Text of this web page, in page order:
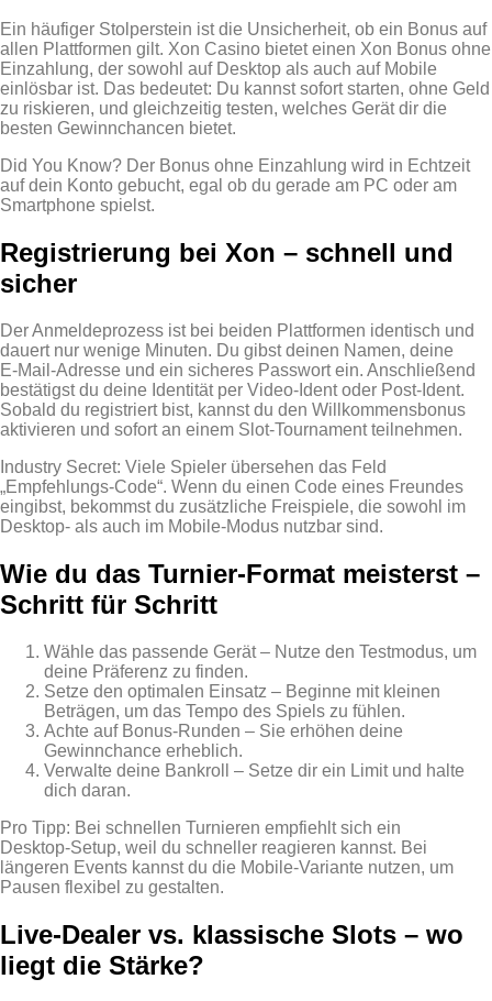
Ein häufiger Stolperstein ist die Unsicherheit, ob ein Bonus auf
allen Plattformen gilt. Xon Casino bietet einen Xon Bonus ohne
Einzahlung, der sowohl auf Desktop als auch auf Mobile
einlösbar ist. Das bedeutet: Du kannst sofort starten, ohne Geld
zu riskieren, und gleichzeitig testen, welches Gerät dir die
besten Gewinnchancen bietet.
Did You Know? Der Bonus ohne Einzahlung wird in Echtzeit
auf dein Konto gebucht, egal ob du gerade am PC oder am
Smartphone spielst.
Registrierung bei Xon – schnell und
sicher
Der Anmeldeprozess ist bei beiden Plattformen identisch und
dauert nur wenige Minuten. Du gibst deinen Namen, deine
E‑Mail‑Adresse und ein sicheres Passwort ein. Anschließend
bestätigst du deine Identität per Video‑Ident oder Post‑Ident.
Sobald du registriert bist, kannst du den Willkommensbonus
aktivieren und sofort an einem Slot‑Tournament teilnehmen.
Industry Secret: Viele Spieler übersehen das Feld
„Empfehlungs‑Code“. Wenn du einen Code eines Freundes
eingibst, bekommst du zusätzliche Freispiele, die sowohl im
Desktop‑ als auch im Mobile‑Modus nutzbar sind.
Wie du das Turnier‑Format meisterst –
Schritt für Schritt
Wähle das passende Gerät – Nutze den Testmodus, um
deine Präferenz zu finden.
Setze den optimalen Einsatz – Beginne mit kleinen
Beträgen, um das Tempo des Spiels zu fühlen.
Achte auf Bonus‑Runden – Sie erhöhen deine
Gewinnchance erheblich.
Verwalte deine Bankroll – Setze dir ein Limit und halte
dich daran.
Pro Tipp: Bei schnellen Turnieren empfiehlt sich ein
Desktop‑Setup, weil du schneller reagieren kannst. Bei
längeren Events kannst du die Mobile‑Variante nutzen, um
Pausen flexibel zu gestalten.
Live‑Dealer vs. klassische Slots – wo
liegt die Stärke?